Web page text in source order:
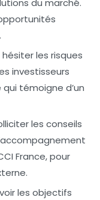
du marché.
les risques
investisseurs
témoigne d’un
les conseils
France, pour
les objectifs